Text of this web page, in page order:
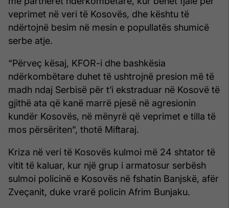
veprimet në veri të Kosovës, dhe kështu të
ndërtojnë besim në mesin e popullatës shumicë
serbe atje.
“Përveç kësaj, KFOR-i dhe bashkësia
ndërkombëtare duhet të ushtrojnë presion më të
madh ndaj Serbisë për t’i ekstraduar në Kosovë të
gjithë ata që kanë marrë pjesë në agresionin
kundër Kosovës, në mënyrë që veprimet e tilla të
mos përsëriten”, thotë Miftaraj.
Kriza në veri të Kosovës kulmoi më 24 shtator të
vitit të kaluar, kur një grup i armatosur serbësh
sulmoi policinë e Kosovës në fshatin Banjskë, afër
Zveçanit, duke vrarë policin Afrim Bunjaku.